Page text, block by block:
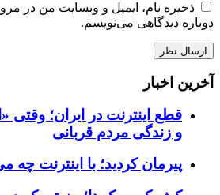
ذخیره نام، ایمیل و وبسایت من در
دوباره دیدگاهی می‌نویسم.
آخرین اخبار
قطع اینترنت در ایران؛ وقتی
و زندگی مردم قربانی
پیرمان کردید؛ با اینترنت چه